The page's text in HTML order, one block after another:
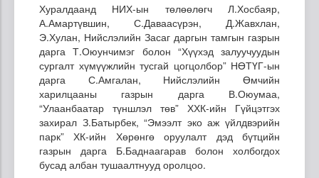
Хуралдаанд НИХ-ын төлөөлөгч Л.Хосбаяр,
А.Амартүвшин, С.Даваасүрэн, Д.Жавхлан,
Э.Хулан, Нийслэлийн Засаг даргын тамгын газрын
дарга Т.Оюунчимэг болон “Хүүхэд залуучуудын
сургалт хүмүүжлийн тусгай цогцолбор” НӨТҮГ-ын
дарга С.Амгалан, Нийслэлийн Өмчийн
харилцааны газрын дарга В.Оюумаа,
“Улаанбаатар түншлэл төв” ХХК-ийн Гүйцэтгэх
захирал З.Батырбек, “Эмээлт эко аж үйлдвэрийн
парк” ХК-ийн Хөрөнгө оруулалт дэд бүтцийн
газрын дарга Б.Баднаагарав болон холбогдох
бусад албан тушаалтнууд оролцоо.